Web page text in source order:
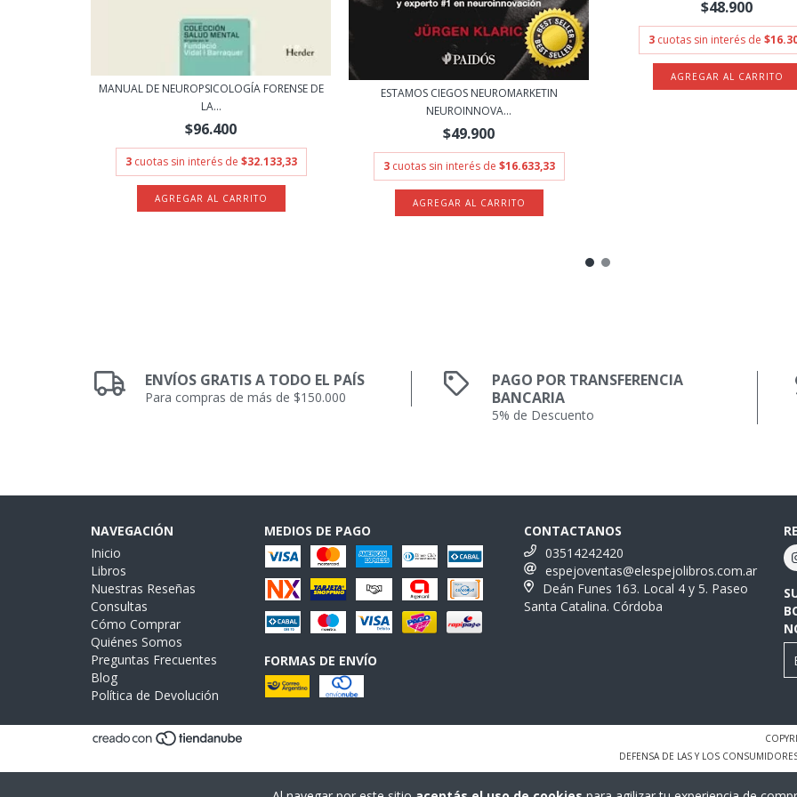
MANUAL DE NEUROPSICOLOGÍA FORENSE DE
LA...
$96.400
3 cuotas sin interés de $32.133,33
ESTAMOS CIEGOS NEUROMARKETIN
NEUROINNOVA...
$49.900
3 cuotas sin interés de $16.633,33
$48.900
3 cuotas sin interés de
ENVÍOS GRATIS A TODO EL PAÍS
Para compras de más de $150.000
PAGO POR TRANSFERENCIA
BANCARIA
5% de Descuento
NAVEGACIÓN
Inicio
Libros
Nuestras Reseñas
Consultas
Cómo Comprar
Quiénes Somos
Preguntas Frecuentes
Blog
Política de Devolución
MEDIOS DE PAGO
FORMAS DE ENVÍO
CONTACTANOS
03514242420
espejoventas@elespejolibros.com.ar
Deán Funes 163. Local 4 y 5. Paseo
Santa Catalina. Córdoba
DEFENSA DE LAS Y LOS